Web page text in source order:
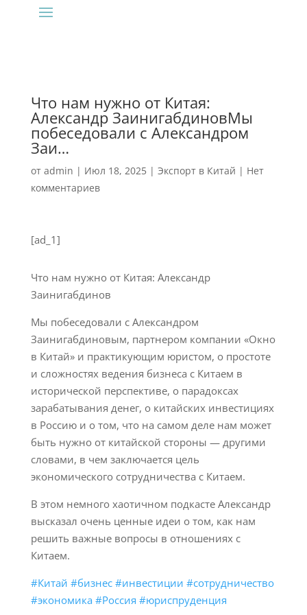
Что нам нужно от Китая:
Александр ЗаинигабдиновМы
побеседовали с Александром
Заи…
от admin | Июл 18, 2025| Экспорт в Китай | Нет
комментариев
[ad_1]
Что нам нужно от Китая: Александр
Заинигабдинов
Мы побеседовали с Александром
Заинигабдиновым, партнером компании «Окно
в Китай» и практикующим юристом, о простоте
и сложностях ведения бизнеса с Китаем в
исторической перспективе, о парадоксах
зарабатывания денег, о китайских инвестициях
в Россию и о том, что на самом деле нам может
быть нужно от китайской стороны — другими
словами, в чем заключается цель
экономического сотрудничества с Китаем.
В этом немного хаотичном подкасте Александр
высказал очень ценные идеи о том, как нам
решить важные вопросы в отношениях с
Китаем.
#Китай #бизнес #инвестиции #сотрудничество
#экономика #Россия #юриспруденция